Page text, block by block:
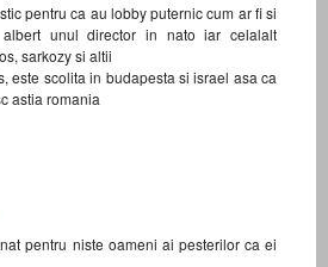
pentru ca au lobby puternic cum ar fi si
unul director in nato iar celalalt
sarkozy si altii
este scolita in budapesta si israel asa ca
astia romania
pentru niste oameni ai pesterilor ca ei